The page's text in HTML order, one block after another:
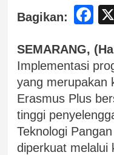
Bagikan:
SEMARANG,
Implementasi
yang merupakan
Erasmus Plus
tinggi
Teknologi
diperkuat melalui